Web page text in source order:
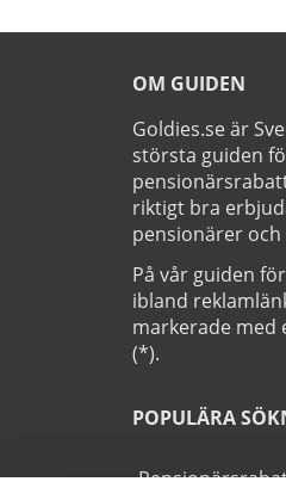
OM GUIDEN
Goldies.se är
största guiden
riktigt bra
pensionärer
På vår guiden
ibland
markerade med
(*).
POPULÄRA